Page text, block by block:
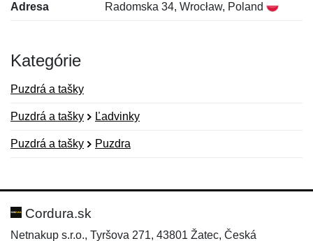
Adresa Radomska 34, Wrocław, Poland
Kategórie
Puzdrá a tašky
Puzdrá a tašky Ľadvinky
Puzdrá a tašky Puzdra
Hodnotenie:
Meno:
Cordura.sk
Netnakup s.r.o., Tyršova 271, 43801 Žatec, Česká